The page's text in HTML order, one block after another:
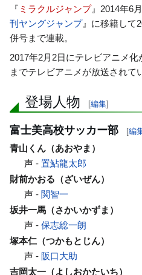
『 ミラクルジャンプ』2014年6
刊ヤングジャンプ』に移籍して
併号まで連載。
2017年2月2日にテレビアニメ化
までテレビアニメが放送されて
登場人物 [編集]
富士美高校サッカー部 [編
青山くん（あおやま）
声 -置鮎龍太郎
財前かおる（ざいぜん）
声 - 関智一
坂井一馬（さかいかずま）
声 -保志総一朗
塚本仁（つかもとじん）
声 - 阪口大助
吉岡太一（よしおかたいち）